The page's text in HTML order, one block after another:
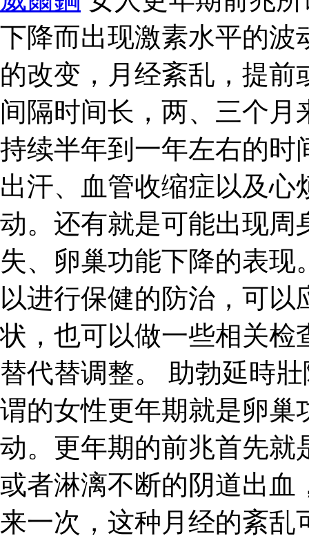
下降而出现激素水平的波
的改变，月经紊乱，提
间隔时间长，两、三个
持续半年到一年左右的时
出汗、血管收缩症以及
动。还有就是可能出现周
失、卵巢功能下降的表
以进行保健的防治，可
状，也可以做一些相关检
替代替调整。 助勃延時
谓的女性更年期就是卵巢
动。更年期的前兆首先就
或者淋漓不断的阴道出血
来一次，这种月经的紊乱